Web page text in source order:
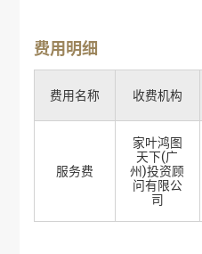
费用明细
费用名称 收费机构
服务费
家叶鸿图
天下(广
州)投资顾
问有限公
司